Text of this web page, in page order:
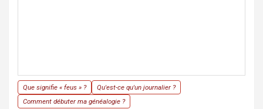
Que signifie « feus » ?
Qu'est-ce qu'un journalier ?
Comment débuter ma généalogie ?